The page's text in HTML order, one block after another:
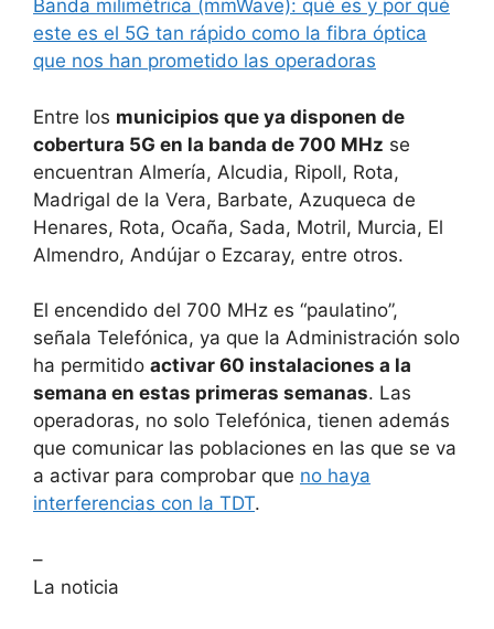
Banda milimétrica (mmWave): qué es y por qué
este es el 5G tan rápido como la fibra óptica
que nos han prometido las operadoras
Entre los municipios que ya disponen de
cobertura 5G en la banda de 700 MHz se
encuentran Almería, Alcudia, Ripoll, Rota,
Madrigal de la Vera, Barbate, Azuqueca de
Henares, Rota, Ocaña, Sada, Motril, Murcia, El
Almendro, Andújar o Ezcaray, entre otros.
El encendido del 700 MHz es “paulatino”,
señala Telefónica, ya que la Administración solo
ha permitido activar 60 instalaciones a la
semana en estas primeras semanas. Las
operadoras, no solo Telefónica, tienen además
que comunicar las poblaciones en las que se va
a activar para comprobar que no haya
interferencias con la TDT.
–
La noticia